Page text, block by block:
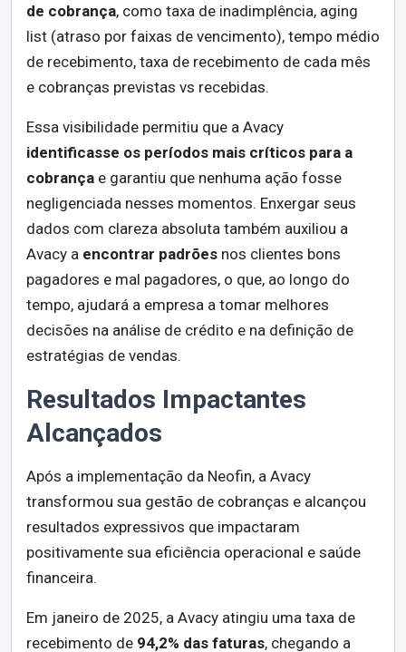
de cobrança, como taxa de inadimplência, aging
list (atraso por faixas de vencimento), tempo médio
de recebimento, taxa de recebimento de cada mês
e cobranças previstas vs recebidas.
Essa visibilidade permitiu que a Avacy
identificasse os períodos mais críticos para a
cobrança e garantiu que nenhuma ação fosse
negligenciada nesses momentos. Enxergar seus
dados com clareza absoluta também auxiliou a
Avacy a encontrar padrões nos clientes bons
pagadores e mal pagadores, o que, ao longo do
tempo, ajudará a empresa a tomar melhores
decisões na análise de crédito e na definição de
estratégias de vendas.
Resultados Impactantes
Alcançados
Após a implementação da Neofin, a Avacy
transformou sua gestão de cobranças e alcançou
resultados expressivos que impactaram
positivamente sua eficiência operacional e saúde
financeira.
Em janeiro de 2025, a Avacy atingiu uma taxa de
recebimento de 94,2% das faturas, chegando a